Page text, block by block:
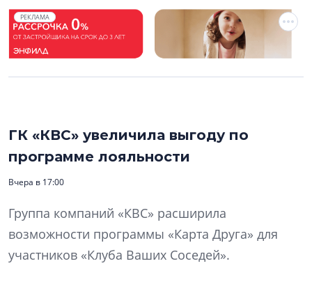
РЕКЛАМА
ГК «КВС» увеличила выгоду по
программе лояльности
Вчера в 17:00
Группа компаний «КВС» расширила
возможности программы «Карта Друга» для
участников «Клуба Ваших Соседей».